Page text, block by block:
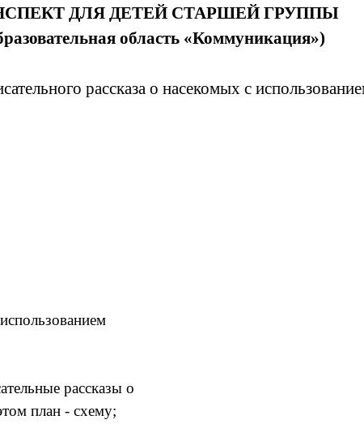
ДЛЯ ДЕТЕЙ СТАРШЕЙ ГРУППЫ
область «Коммуникация»)
рассказа о насекомых с
рассказы о
- схему;